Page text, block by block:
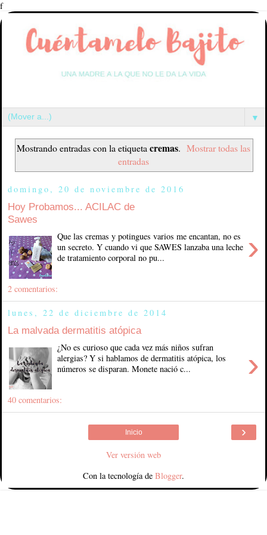
f
▼
Mostrando entradas con la etiqueta cremas. Mostrar todas las
entradas
domingo, 20 de noviembre de 2016
Hoy Probamos... ACILAC de
Sawes
›
Que las cremas y potingues varios me encantan, no es
un secreto. Y cuando vi que SAWES lanzaba una leche
de tratamiento corporal no pu...
2 comentarios:
lunes, 22 de diciembre de 2014
La malvada dermatitis atópica
›
¿No es curioso que cada vez más niños sufran
alergias? Y si hablamos de dermatitis atópica, los
números se disparan. Monete nació c...
40 comentarios:
›
Inicio
Ver versión web
Con la tecnología de Blogger.